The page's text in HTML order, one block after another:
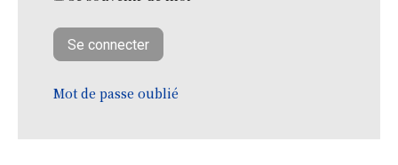
Mot de passe oublié